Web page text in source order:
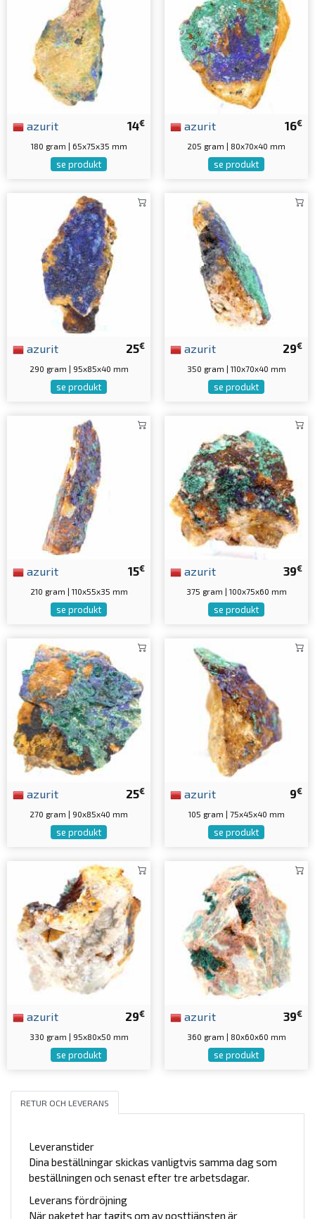
14€
azurit
180 gram | 65x75x35 mm
se produkt
16€
azurit
205 gram | 80x70x40 mm
se produkt
25€
azurit
290 gram | 95x85x40 mm
se produkt
29€
azurit
350 gram | 110x70x40 mm
se produkt
15€
azurit
210 gram | 110x55x35 mm
se produkt
39€
azurit
375 gram | 100x75x60 mm
se produkt
25€
azurit
270 gram | 90x85x40 mm
se produkt
9€
azurit
105 gram | 75x45x40 mm
se produkt
29€
azurit
330 gram | 95x80x50 mm
se produkt
39€
azurit
360 gram | 80x60x60 mm
se produkt
RETUR OCH LEVERANS
Leveranstider
Dina beställningar skickas vanligtvis samma dag som
beställningen och senast efter tre arbetsdagar.
Leverans fördröjning
När paketet har tagits om av posttjänsten är